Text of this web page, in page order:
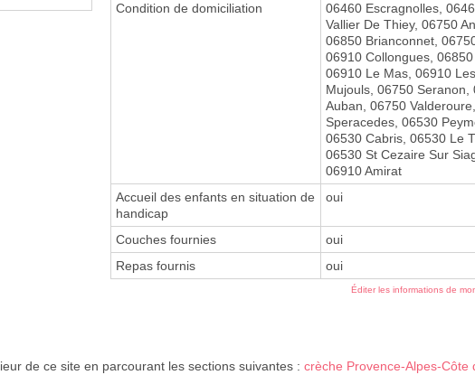
Condition de domiciliation
06460 Escragnolles,
Vallier De Thiey, 06750
06850 Brianconnet,
06910 Collongues,
06910 Le Mas, 06910 Les
Mujouls, 06750 Seranon,
Auban, 06750
Speracedes, 06530
06530 Cabris, 06530 Le
06530 St Cezaire Sur
06910 Amirat
Accueil des enfants en situation de
handicap
oui
Couches fournies
oui
Repas fournis
oui
Éditer les informations de
de ce site en parcourant les sections suivantes : crèche Provence-Alpes-Côte